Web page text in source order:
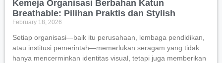
Kemeja Organisasi Berbahan Katun
Breathable: Pilihan Praktis dan Stylish
February 18, 2026
Setiap organisasi—baik itu perusahaan, lembaga pendidikan,
atau institusi pemerintah—memerlukan seragam yang tidak
hanya mencerminkan identitas visual, tetapi juga memberikan